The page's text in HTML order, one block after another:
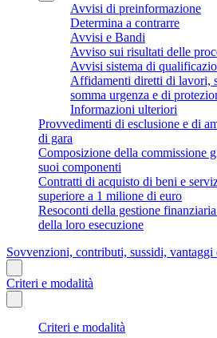
Avvisi di preinformazione
Determina a contrarre
Avvisi e Bandi
Avviso sui risultati delle
Avvisi sistema di
Affidamenti diretti di lavori,
somma urgenza e di
Informazioni ulteriori
Provvedimenti di esclusione e di
di gara
Composizione della commissione
suoi componenti
Contratti di acquisto di beni e
superiore a 1 milione di euro
Resoconti della gestione
della loro esecuzione
Sovvenzioni, contributi, sussidi, vantaggi
Criteri e modalità
Criteri e modalità